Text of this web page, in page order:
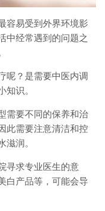
容易受到外界环境影
中经常遇到的问题之
呢？是需要中医内调
知识。
需要不同的保养和治
此需要注意清洁和控
滋润。
寻求专业医生的意
白产品等，可能会导